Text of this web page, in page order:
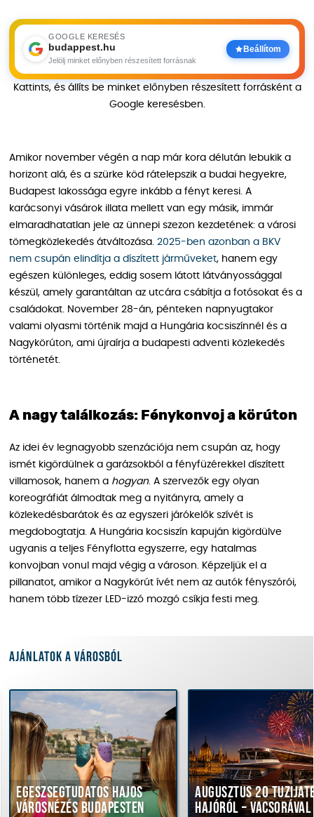
GOOGLE KERESÉS
budappest.hu
Jelölj minket előnyben részesített forrásnak
Beállítom
Kattints, és állíts be minket előnyben részesített forrásként a
Google keresésben.
Amikor november végén a nap már kora délután lebukik a
horizont alá, és a szürke köd rátelepszik a budai hegyekre,
Budapest lakossága egyre inkább a fényt keresi. A
karácsonyi vásárok illata mellett van egy másik, immár
elmaradhatatlan jele az ünnepi szezon kezdetének: a városi
tömegközlekedés átváltozása. 2025-ben azonban a BKV
nem csupán elindítja a díszített járműveket, hanem egy
egészen különleges, eddig sosem látott látványossággal
készül, amely garantáltan az utcára csábítja a fotósokat és a
családokat. November 28-án, pénteken napnyugtakor
valami olyasmi történik majd a Hungária kocsiszínnél és a
Nagykörúton, ami újraírja a budapesti adventi közlekedés
történetét.
A nagy találkozás: Fénykonvoj a körúton
Az idei év legnagyobb szenzációja nem csupán az, hogy
ismét kigördülnek a garázsokból a fényfüzérekkel díszített
villamosok, hanem a hogyan. A szervezők egy olyan
koreográfiát álmodtak meg a nyitányra, amely a
közlekedésbarátok és az egyszeri járókelők szívét is
megdobogtatja. A Hungária kocsiszín kapuján kigördülve
ugyanis a teljes Fényflotta egyszerre, egy hatalmas
konvojban vonul majd végig a városon. Képzeljük el a
pillanatot, amikor a Nagykörút ívét nem az autók fényszórói,
hanem több tízezer LED-izzó mozgó csíkja festi meg.
Ajánlatok a városból
hajós
Budapesten
Augusztus 20 tűzijáték
hajóról – vacsorával